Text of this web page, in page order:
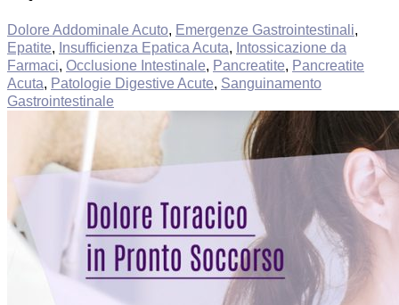
Dolore Addominale Acuto, Emergenze Gastrointestinali,
Epatite, Insufficienza Epatica Acuta, Intossicazione da
Farmaci, Occlusione Intestinale, Pancreatite, Pancreatite
Acuta, Patologie Digestive Acute, Sanguinamento
Gastrointestinale